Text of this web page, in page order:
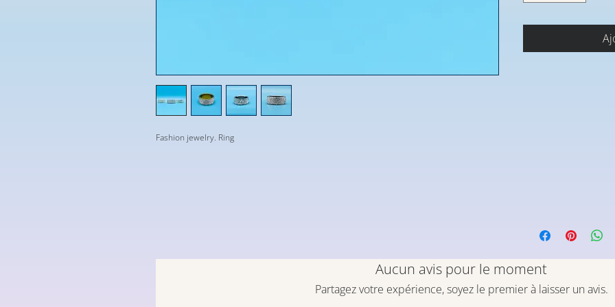
Fashion jewelry. Ring
Aucun avis pour le moment
Partagez votre expérience, soyez le premier à laisser un avis.